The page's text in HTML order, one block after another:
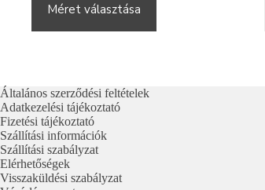
Méret választása
változatok
a
termékoldalon
választhatók
ki
Általános szerződési feltételek
Adatkezelési tájékoztató
Fizetési tájékoztató
Szállítási információk
Szállítási szabályzat
Elérhetőségek
Visszaküldési szabályzat